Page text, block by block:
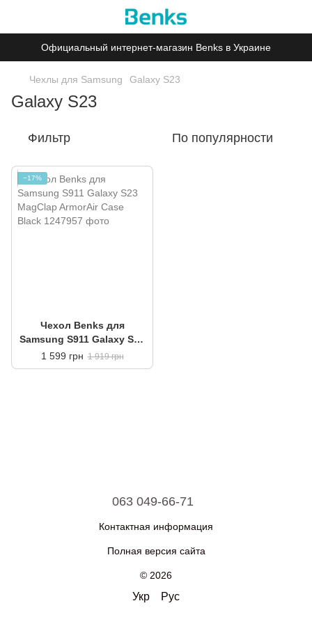
Официальный интернет-магазин Benks в Украине
Чехлы для Samsung Galaxy S23
Galaxy S23
Фильтр По популярности
−17%
Чехол Benks для
Samsung S911 Galaxy S23
MagClap ArmorAir Case
Black
1 599 грн 1 919 грн
063 049-66-71
Контактная информация
Полная версия сайта
© 2026
Укр Рус